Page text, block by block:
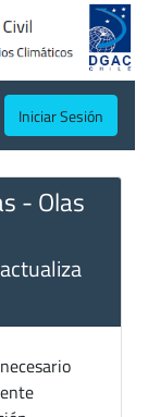
Iniciar Sesión
- Olas